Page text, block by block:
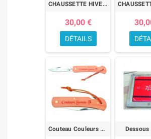
CHAUSSETTE HIVER "SAVOIE"
30,00 €
DÉTAILS
Couteau Couleurs Savoie Dessous